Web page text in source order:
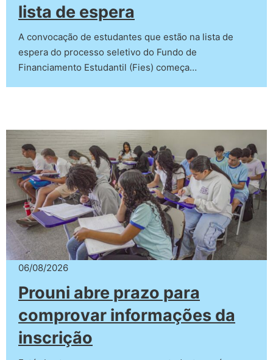
lista de espera
A convocação de estudantes que estão na lista de
espera do processo seletivo do Fundo de
Financiamento Estudantil (Fies) começa…
06/08/2026
Prouni abre prazo para
comprovar informações da
inscrição